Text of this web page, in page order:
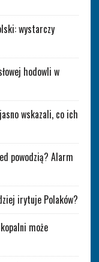
wystarczy
hodowli w
wskazali, co ich
powodzią? Alarm
irytuje Polaków?
może